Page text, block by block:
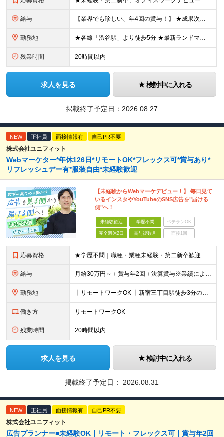
給与 【業界でも珍しい、年4回の賞与！】 ★成果次第でスピード昇給可 →20代で年収700万〜900万超も！ ■未経験：月給26〜30万円＋賞与年4回（業績による）＋各種手当 ※経験・スキルを考慮して決定
勤務地 ★各線「渋谷駅」より徒歩5分 ★最新ランドマークオフィスです！ ★転勤はありません 【本社】 東京都渋谷区道玄坂2-25-12 道玄坂通 dogenzaka-dori 5階 ※(変更の範囲)上記を除
残業時間 20時間以内
求人を見る 検討中に入れる
掲載終了予定日： 2026.08.27
NEW 正社員 面接情報有 自己PR不要
株式会社ユニフィット
Webマーケター*年休126日*リモートOK*フレックス可*賞与あり*
リフレッシュデー有*服装自由*未経験歓迎
【未経験からWebマーケデビュー！】 毎日見て
いるインスタやYouTubeのSNS広告を"届ける
側"へ！
未経験歓迎 学歴不問 ベテランOK
完全週休2日 賞与複数月 面接1回
応募資格 ★学歴不問｜職種・業種未経験・第二新卒歓迎★ ＊数字や専門知識は一切不要です ≪こんな方にピッタリ！≫ ‥‥‥‥‥‥‥‥‥‥‥‥ ◎接客・販売・カウンター業務の経験を活かしたい方 ◎立ち仕事から、腰
給与 月給30万円～＋賞与年2回＋決算賞与※業績による ※上記月給額を目安として、経験や前職給与などを踏まえ、相談のうえ給与額が変動する可能性がございます。 ※試用期間中は賞与対象外となります。※試用期間
勤務地 ┃リモートワークOK ┃新宿三丁目駅徒歩3分のオフィス ┃転勤なし 【本社】 東京都新宿区新宿5-13-9 太平洋不動産新宿ビル 2F ＼オフィスの雰囲気についてご紹介／ 落ち着いた色味でまとめら
働き方 リモートワークOK
残業時間 20時間以内
求人を見る 検討中に入れる
掲載終了予定日： 2026.08.31
NEW 正社員 面接情報有 自己PR不要
株式会社ユニフィット
広告プランナー■未経験OK｜リモート・フレックス可｜賞与年2回